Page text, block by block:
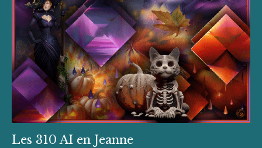
Les 310 AI en Jeanne